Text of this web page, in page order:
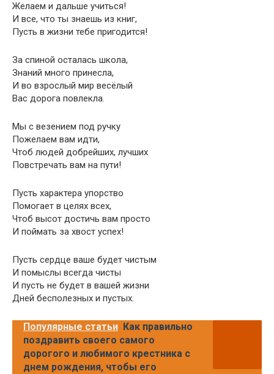
Желаем и дальше учиться!
И все, что ты знаешь из книг,
Пусть в жизни тебе пригодится!
За спиной осталась школа,
Знаний много принесла,
И во взрослый мир весёлый
Вас дорога повлекла.
Мы с везением под ручку
Пожелаем вам идти,
Чтоб людей добрейших, лучших
Повстречать вам на пути!
Пусть характера упорство
Помогает в целях всех,
Чтоб высот достичь вам просто
И поймать за хвост успех!
Пусть сердце ваше будет чистым
И помыслы всегда чисты
И пусть не будет в вашей жизни
Дней бесполезных и пустых.
Популярные статьи Как правильно
поздравить своего самого
дорогого и любимого крестника с
днем рождения, чтобы его